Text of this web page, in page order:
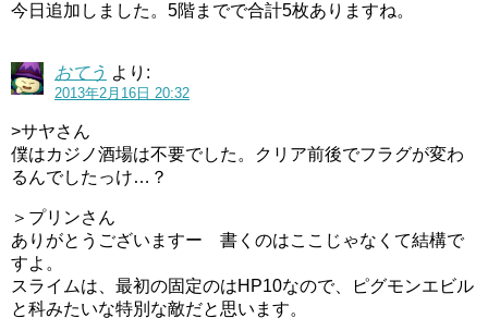
今日追加しました。5階までで合計5枚ありますね。
おてう より:
2013年2月16日 20:32
>サヤさん
僕はカジノ酒場は不要でした。クリア前後でフラグが変わ
るんでしたっけ…？
＞プリンさん
ありがとうございますー 書くのはここじゃなくて結構で
すよ。
スライムは、最初の固定のはHP10なので、ピグモンエビル
と科みたいな特別な敵だと思います。